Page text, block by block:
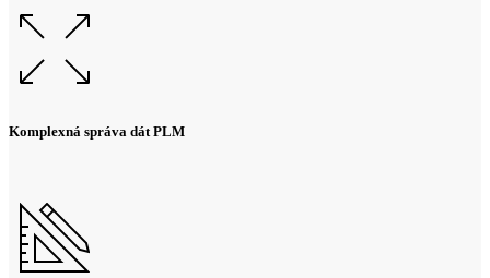
Komplexná správa dát PLM